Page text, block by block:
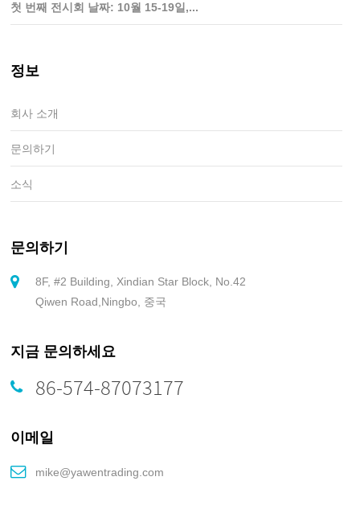
첫 번째 전시회 날짜: 10월 15-19일,...
정보
회사 소개
문의하기
소식
문의하기
8F, #2 Building, Xindian Star Block, No.42
Qiwen Road,Ningbo, 중국
지금 문의하세요
86-574-87073177
이메일
mike@yawentrading.com